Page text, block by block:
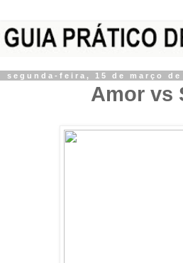
segunda-feira, 15 de março de
Amor vs